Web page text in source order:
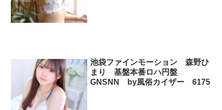
池袋ファインモーション 森野ひ
まり 基盤本番ロハ円盤
GNSNN by風俗カイザー 6175